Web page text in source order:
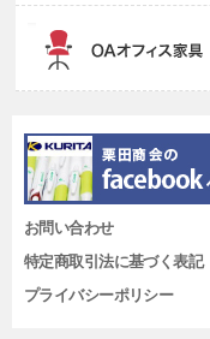
お問い合わせ
特定商取引法に基づく表記
プライバシーポリシー